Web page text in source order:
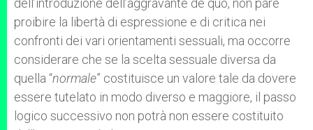
dell’introduzione dell’aggravante de quo, non pare
proibire la libertà di espressione e di critica nei
confronti dei vari orientamenti sessuali, ma occorre
considerare che se la scelta sessuale diversa da
quella “normale” costituisce un valore tale da dovere
essere tutelato in modo diverso e maggiore, il passo
logico successivo non potrà non essere costituito